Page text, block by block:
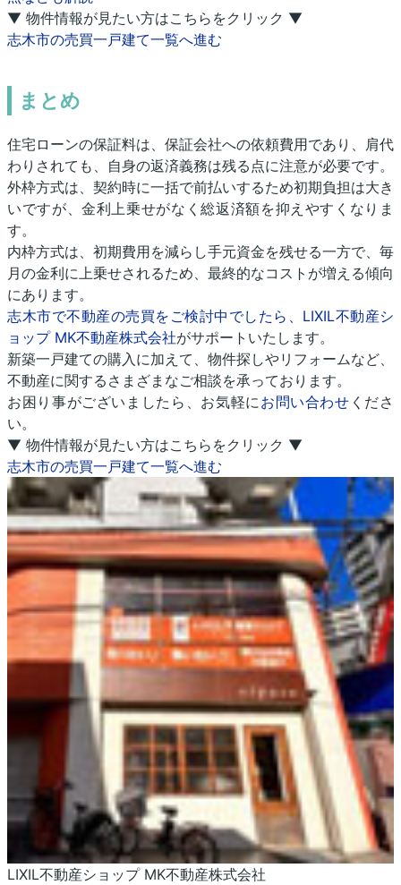
▼ 物件情報が見たい方はこちらをクリック ▼
志木市の売買一戸建て一覧へ進む
まとめ
住宅ローンの保証料は、保証会社への依頼費用であり、肩代
わりされても、自身の返済義務は残る点に注意が必要です。
外枠方式は、契約時に一括で前払いするため初期負担は大き
いですが、金利上乗せがなく総返済額を抑えやすくなりま
す。
内枠方式は、初期費用を減らし手元資金を残せる一方で、毎
月の金利に上乗せされるため、最終的なコストが増える傾向
にあります。
志木市で不動産の売買をご検討中でしたら、LIXIL不動産シ
ョップ MK不動産株式会社がサポートいたします。
新築一戸建ての購入に加えて、物件探しやリフォームなど、
不動産に関するさまざまなご相談を承っております。
お困り事がございましたら、お気軽にお問い合わせ くださ
い。
▼ 物件情報が見たい方はこちらをクリック ▼
志木市の売買一戸建て一覧へ進む
LIXIL不動産ショップ MK不動産株式会社